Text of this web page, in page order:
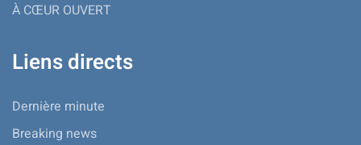
À CŒUR OUVERT
Liens directs
Dernière minute
Breaking news